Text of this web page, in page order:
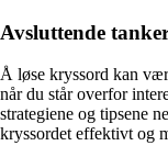
Avsluttende
Å løse kryssord kan
når du står overfor
strategiene og tipsene
kryssordet effektivt og